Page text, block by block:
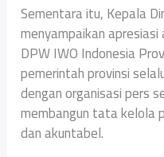
Sementara itu, Kepala
menyampaikan
DPW IWO Indonesia
pemerintah provinsi
dengan organisasi pers
membangun tata kelola
dan akuntabel.